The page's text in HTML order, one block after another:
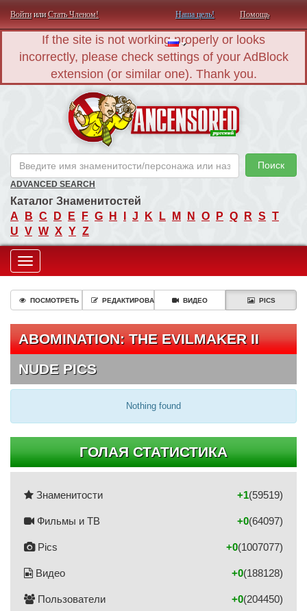
ВойтиилиСтать Членом! Наша цель! Помощь
If the site is not working properly or looks
incorrectly, please check settings of your AdBlock
extension (or similar one). Thank you.
Поиск
ADVANCED SEARCH
Каталог Знаменитостей
A
B C D E F G H J K L M N O P Q R S T
U V W X Y Z
Toggle
navigation
ПОСМОТРЕТЬ РЕДАКТИРОВАТЬ ВИДЕО PICS
ABOMINATION: THE EVILMAKER II
NUDE PICS
Nothing found
ГОЛАЯ СТАТИСТИКА
Знаменитости (59519)
+1
Фильмы и ТВ (64097)
+0
Pics (1007077)
+0
Видео (188128)
+0
Пользователи (204450)
+0